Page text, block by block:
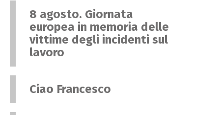
8 agosto. Giornata
europea in memoria delle
vittime degli incidenti sul
lavoro
Ciao Francesco